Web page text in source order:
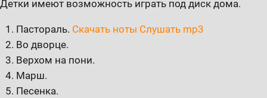
Детки имеют возможность играть под диск дома.
Пастораль. Скачать ноты Слушать mp3
Во дворце.
Верхом на пони.
Марш.
Песенка.